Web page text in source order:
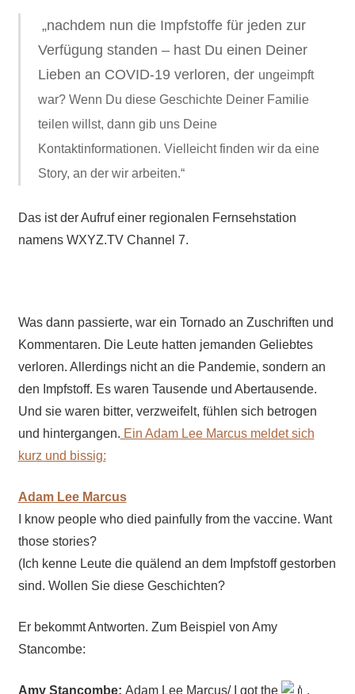
„nachdem nun die Impfstoffe für jeden zur
Verfügung standen – hast Du einen Deiner
Lieben an COVID-19 verloren, der ungeimpft
war? Wenn Du diese Geschichte Deiner Familie
teilen willst, dann gib uns Deine
Kontaktinformationen. Vielleicht finden wir da eine
Story, an der wir arbeiten.“
Das ist der Aufruf einer regionalen Fernsehstation
namens WXYZ.TV Channel 7.
Was dann passierte, war ein Tornado an Zuschriften und
Kommentaren. Die Leute hatten jemanden Geliebtes
verloren. Allerdings nicht an die Pandemie, sondern an
den Impfstoff. Es waren Tausende und Abertausende.
Und sie waren bitter, verzweifelt, fühlen sich betrogen
und hintergangen. Ein Adam Lee Marcus meldet sich
kurz und bissig:
Adam Lee Marcus
I know people who died painfully from the vaccine. Want
those stories?
(Ich kenne Leute die quälend an dem Impfstoff gestorben
sind. Wollen Sie diese Geschichten?
Er bekommt Antworten. Zum Beispiel von Amy
Stancombe:
Amy Stancombe: Adam Lee Marcus/ I got the
.